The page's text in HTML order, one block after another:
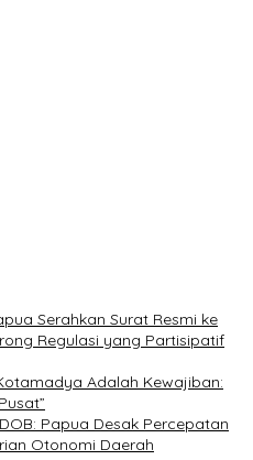
Serahkan Surat Resmi ke
Regulasi yang Partisipatif
Adalah Kewajiban:
Papua Desak Percepatan
Otonomi Daerah